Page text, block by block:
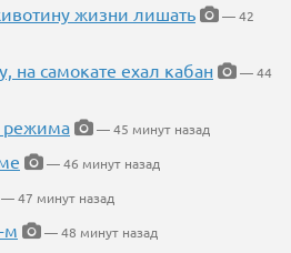
жизни лишать
— 42
на самокате ехал кабан
— 44
режима
— 45 минут назад
— 46 минут назад
— 47 минут назад
м — 48 минут назад